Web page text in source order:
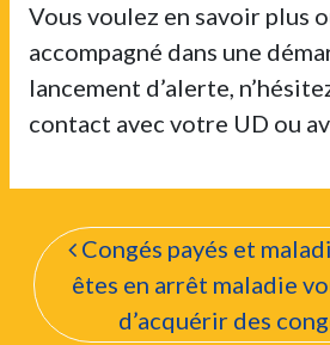
Vous voulez en savoir plus
accompagné dans une
lancement d’alerte,
contact avec votre UD ou
Navigation
Congés payés et
êtes en arrêt maladie
d’acquérir des